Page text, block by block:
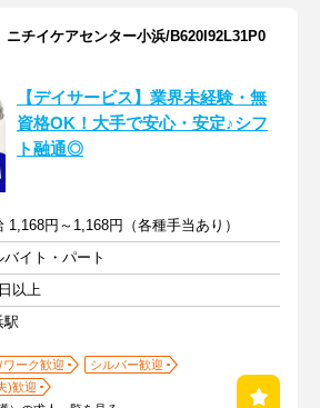
チイケアセンター小浜/B620I92L31P0
【デイサービス】業界未経験・無
資格OK！大手で安心・安定♪シフ
ト融通◎
1,168円～1,168円（各種手当あり）
バイト・パート
以上
駅
ワーク歓迎
シルバー歓迎
)歓迎